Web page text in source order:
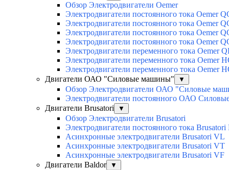
Обзор Электродвигатели Oemer
Электродвигатели постоянного тока Oemer
Электродвигатели постоянного тока Oemer
Электродвигатели постоянного тока Oemer
Электродвигатели постоянного тока Oemer
Электродвигатели переменного тока Oemer
Электродвигатели переменного тока Oemer
Электродвигатели переменного тока Oemer
Двигатели ОАО "Силовые машины"
▼
Обзор Электродвигатели ОАО "Силовые
Электродвигатели постоянного ОАО
Двигатели Brusatori
▼
Обзор Электродвигатели Brusatori
Электродвигатели постоянного тока
Асинхронные электродвигатели Brusatori VL
Асинхронные электродвигатели Brusatori VT
Асинхронные электродвигатели Brusatori VF
Двигатели Baldor
▼